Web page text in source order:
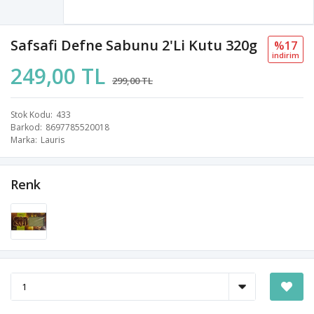
Safsafi Defne Sabunu 2'li Kutu 320g
249,00 TL 299,00 TL
%17
i̇ndi̇ri̇m
Stok Kodu 433
Barkod 8697785520018
Marka Lauris
Renk